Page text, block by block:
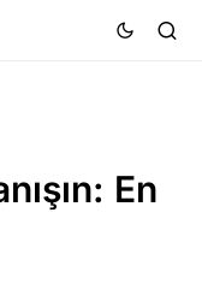
En